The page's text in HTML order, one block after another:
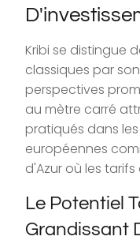
Kribi se distingue
classiques par
perspectives
au mètre carré
pratiqués dans
européennes
d'Azur où les
Le Potentiel
Grandissant